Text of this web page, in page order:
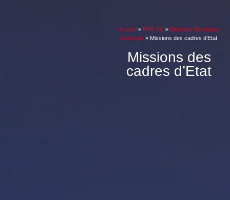
Accueil » FFR XIII » Direction Technique
Nationale » Missions des cadres d’Etat
Missions des
cadres d’Etat